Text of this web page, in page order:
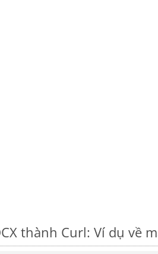
thành Curl: Ví dụ về